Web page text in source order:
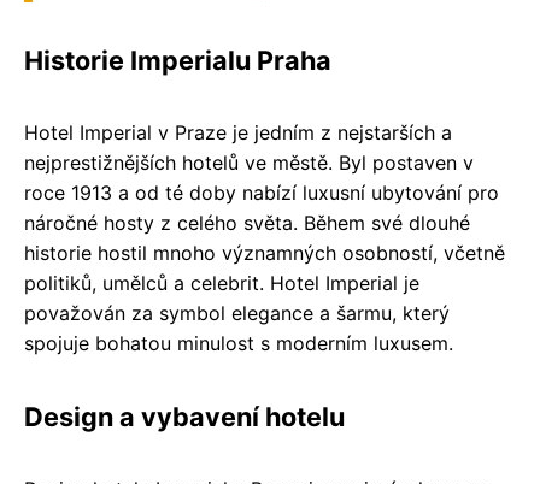
Historie Imperialu Praha
Hotel Imperial v Praze je jedním z nejstarších a
nejprestižnějších hotelů ve městě. Byl postaven v
roce 1913 a od té doby nabízí luxusní ubytování pro
náročné hosty z celého světa. Během své dlouhé
historie hostil mnoho významných osobností, včetně
politiků, umělců a celebrit. Hotel Imperial je
považován za symbol elegance a šarmu, který
spojuje bohatou minulost s moderním luxusem.
Design a vybavení hotelu